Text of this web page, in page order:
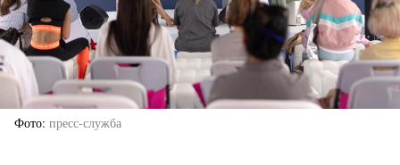
Фото пресс-служба